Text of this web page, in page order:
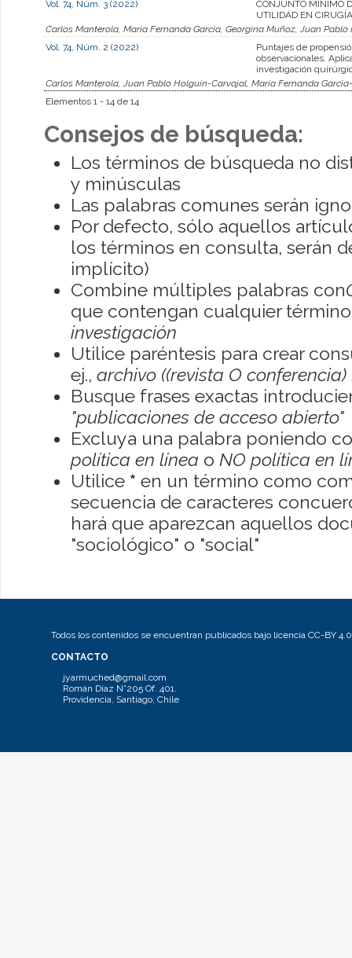
Vol. 74, Núm. 3 (2022)
CONJUNTO MÍNIMO
UTILIDAD EN
Carlos Manterola, María Fernanda García, Georgina Muñoz, Juan Pablo
Vol. 74, Núm. 2 (2022)
Puntajes de
observacionales.
investigación
Carlos Manterola, Juan Pablo Holguín-Carvajal, María Fernanda
Elementos 1 - 14 de 14
Consejos de búsqueda:
Los términos de búsqueda no
y minúsculas
Las palabras comunes serán
Por defecto, sólo aquellos
los términos en consulta, serán
implícito)
Combine múltiples palabras con
que contengan cualquier
investigación
Utilice paréntesis para crear
ej., archivo ((revista O conferencia)
Busque frases exactas
"publicaciones de acceso abierto"
Excluya una palabra poniendo
política en línea o NO política en
Utilice * en un término como
secuencia de caracteres
hará que aparezcan aquellos
"sociológico" o "social"
Todos los contenidos se encuentran publicados bajo licencia CC-BY 4.0
CONTACTO
jyarmuched@gmail.com
Román Díaz N°205 Of. 401.
Providencia, Santiago, Chile